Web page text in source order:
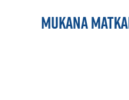
MUKANA